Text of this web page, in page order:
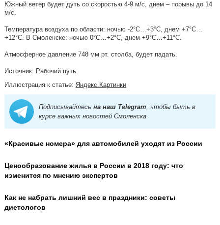
Южный ветер будет дуть со скоростью 4-9 м/с, днем – порывы до 14
м/с.
Температура воздуха по области: ночью -2°C…+3°C, днем +7°C…
+12°C. В Смоленске: ночью 0°C…+2°C, днем +9°C…+11°C.
Атмосферное давление 748 мм рт. столба, будет падать.
Источник: Рабочий путь
Иллюстрация к статье: Яндекс.Картинки
Подписывайтесь на наш Telegram, чтобы быть в
курсе важных новостей Смоленска
«Красивые номера» для автомобилей уходят из России
Ценообразование жилья в России в 2018 году: что
изменится по мнению экспертов
Как не набрать лишний вес в праздники: советы
диетологов